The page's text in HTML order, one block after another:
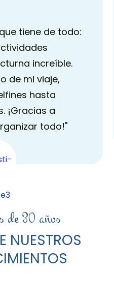
tiene de todo:
increíble.
de mi viaje,
hasta
¡Gracias a
todo!"
de 30 años
NUESTROS